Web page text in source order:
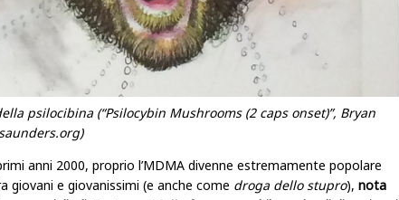
psilocibina (“Psilocybin Mushrooms (2 caps onset)”, Bryan
anni 2000, proprio l’MDMA divenne estremamente popolare
giovani e giovanissimi (e anche come droga dello stupro), nota